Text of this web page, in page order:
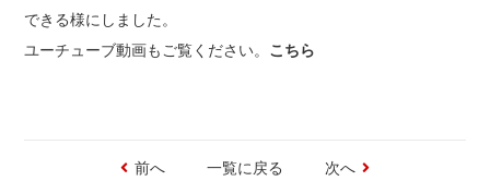
できる様にしました。
ユーチューブ動画もご覧ください。 こちら
前へ 一覧に戻る 次へ